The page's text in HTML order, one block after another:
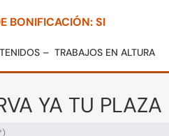
BONIFICACIÓN: SI
– TRABAJOS EN ALTURA
YA TU PLAZA